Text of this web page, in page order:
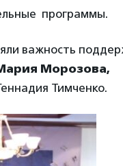
программы.
важность
Морозова,
Тимченко.